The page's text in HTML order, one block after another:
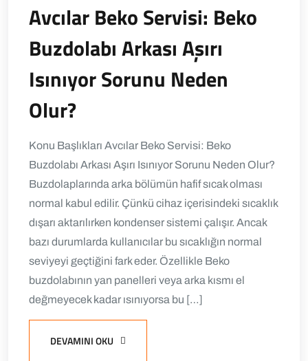
Avcılar Beko Servisi: Beko
Buzdolabı Arkası Aşırı
Isınıyor Sorunu Neden
Olur?
Konu Başlıkları Avcılar Beko Servisi: Beko
Buzdolabı Arkası Aşırı Isınıyor Sorunu Neden Olur?
Buzdolaplarında arka bölümün hafif sıcak olması
normal kabul edilir. Çünkü cihaz içerisindeki sıcaklık
dışarı aktarılırken kondenser sistemi çalışır. Ancak
bazı durumlarda kullanıcılar bu sıcaklığın normal
seviyeyi geçtiğini fark eder. Özellikle Beko
buzdolabının yan panelleri veya arka kısmı el
değmeyecek kadar ısınıyorsa bu […]
DEVAMINI OKU